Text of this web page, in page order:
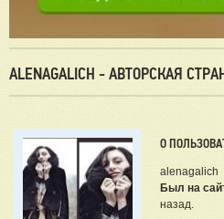
ALENAGALICH - АВТОРСКАЯ
О
alenagalich
Был на
назад.